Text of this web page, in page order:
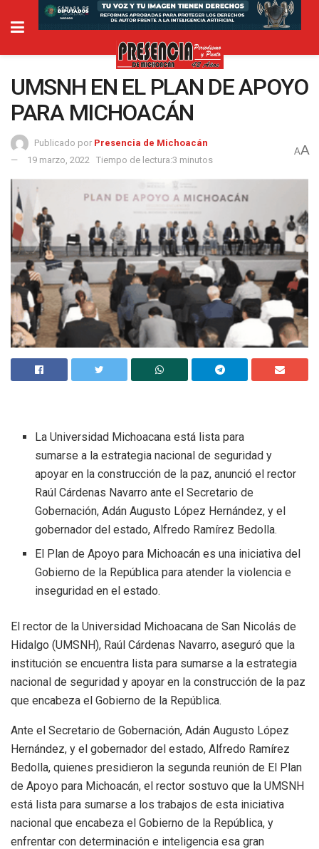
UMSNH EN EL PLAN DE APOYO
PARA MICHOACÁN
Publicado por Presencia de Michoacán
19 marzo, 2022
Tiempo de lectura:3 minutos
AA
La Universidad Michoacana está lista para
sumarse a la estrategia nacional de seguridad y
apoyar en la construcción de la paz, anunció el rector
Raúl Cárdenas Navarro ante el Secretario de
Gobernación, Adán Augusto López Hernández, y el
gobernador del estado, Alfredo Ramírez Bedolla.
El Plan de Apoyo para Michoacán es una iniciativa del
Gobierno de la República para atender la violencia e
inseguridad en el estado.
El rector de la Universidad Michoacana de San Nicolás de
Hidalgo (UMSNH), Raúl Cárdenas Navarro, aseguró que la
institución se encuentra lista para sumarse a la estrategia
nacional de seguridad y apoyar en la construcción de la paz
que encabeza el Gobierno de la República.
Ante el Secretario de Gobernación, Adán Augusto López
Hernández, y el gobernador del estado, Alfredo Ramírez
Bedolla, quienes presidieron la segunda reunión de El Plan
de Apoyo para Michoacán, el rector sostuvo que la UMSNH
está lista para sumarse a los trabajos de esta iniciativa
nacional que encabeza el Gobierno de la República, y
enfrentar con determinación e inteligencia esa gran